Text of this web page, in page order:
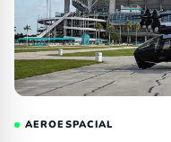
AEROESPACIAL